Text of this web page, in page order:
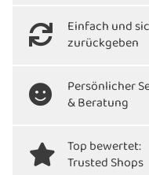
Einfach und
zurückgeben
Persönlicher
& Beratung
Top bewertet:
Trusted Shops